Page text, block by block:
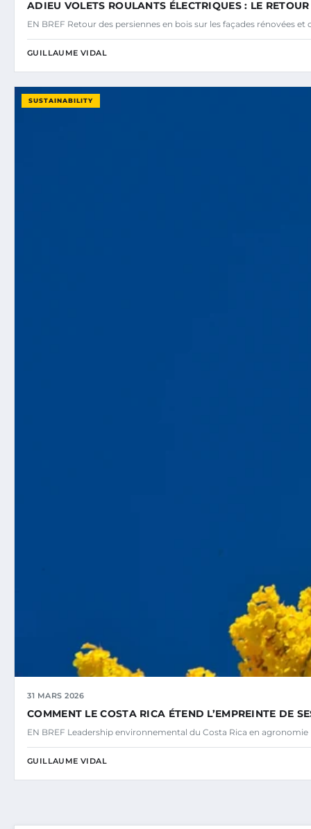
ADIEU VOLETS ROULANTS ÉLECTRIQUES : LE
EN BREF Retour des persiennes en bois sur les façades rénovées
GUILLAUME VIDAL
SUSTAINABILITY
31 MARS 2026
COMMENT LE COSTA RICA ÉTEND L’EMPREINTE DE
EN BREF Leadership environnemental du Costa Rica en
GUILLAUME VIDAL